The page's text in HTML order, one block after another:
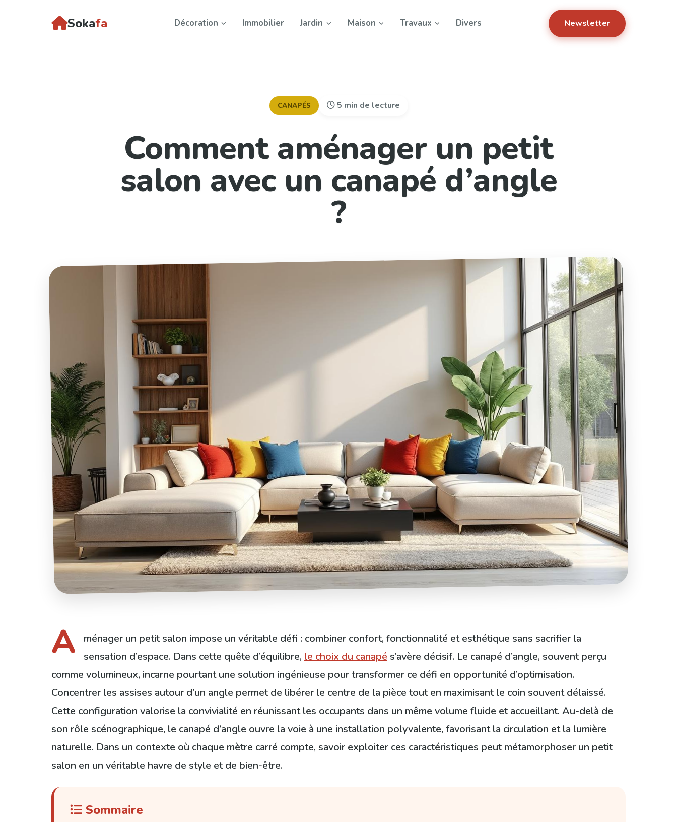
Sokafa Décoration Immobilier Jardin Maison Travaux Divers Newsletter
CANAPÉS 5 min de lecture
Comment aménager un petit
salon avec un canapé d’angle
?
A
ménager un petit salon impose un véritable défi : combiner confort, fonctionnalité et esthétique sans sacrifier la
sensation d’espace. Dans cette quête d’équilibre, le choix du canapé s’avère décisif. Le canapé d’angle, souvent perçu
comme volumineux, incarne pourtant une solution ingénieuse pour transformer ce défi en opportunité d’optimisation.
Concentrer les assises autour d’un angle permet de libérer le centre de la pièce tout en maximisant le coin souvent délaissé.
Cette configuration valorise la convivialité en réunissant les occupants dans un même volume fluide et accueillant. Au-delà de
son rôle scénographique, le canapé d’angle ouvre la voie à une installation polyvalente, favorisant la circulation et la lumière
naturelle. Dans un contexte où chaque mètre carré compte, savoir exploiter ces caractéristiques peut métamorphoser un petit
salon en un véritable havre de style et de bien-être.
Sommaire